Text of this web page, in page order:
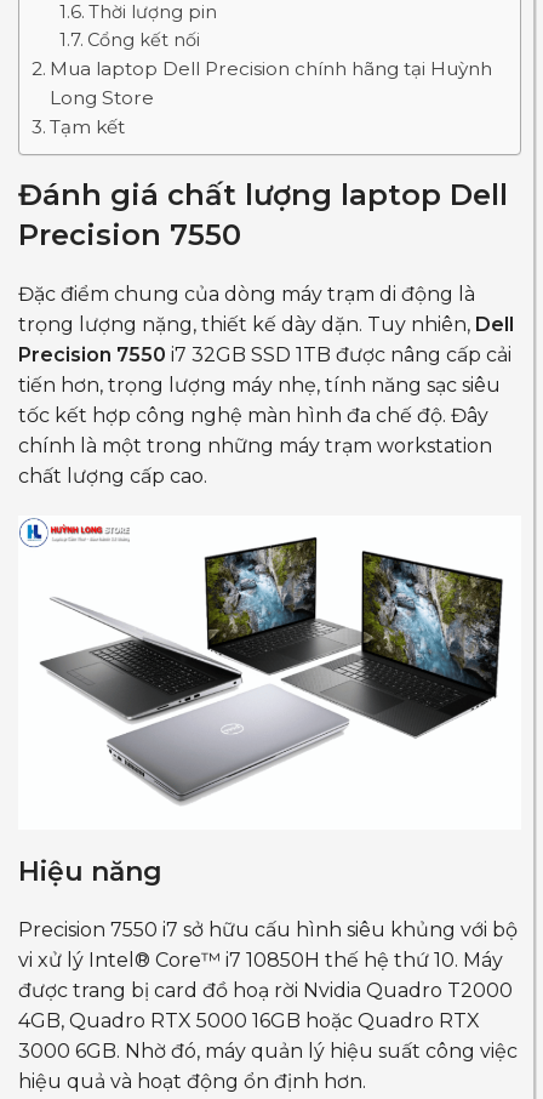
Thời lượng pin
Cổng kết nối
Mua laptop Dell Precision chính hãng tại Huỳnh
Long Store
Tạm kết
Đánh giá chất lượng laptop Dell
Precision 7550
Đặc điểm chung của dòng máy trạm di động là
trọng lượng nặng, thiết kế dày dặn. Tuy nhiên, Dell
Precision 7550 i7 32GB SSD 1TB được nâng cấp cải
tiến hơn, trọng lượng máy nhẹ, tính năng sạc siêu
tốc kết hợp công nghệ màn hình đa chế độ. Đây
chính là một trong những máy trạm workstation
chất lượng cấp cao.
Hiệu năng
Precision 7550 i7 sở hữu cấu hình siêu khủng với bộ
vi xử lý Intel® Core™ i7 10850H thế hệ thứ 10. Máy
được trang bị card đồ hoạ rời Nvidia Quadro T2000
4GB, Quadro RTX 5000 16GB hoặc Quadro RTX
3000 6GB. Nhờ đó, máy quản lý hiệu suất công việc
hiệu quả và hoạt động ổn định hơn.